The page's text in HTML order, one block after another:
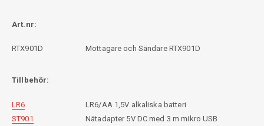
Art.nr:
RTX901D Mottagare och Sändare RTX901D
Tillbehör:
LR6
LR6/AA 1,5V alkaliska batteri
ST901
Nätadapter 5V DC med 3 m mikro USB